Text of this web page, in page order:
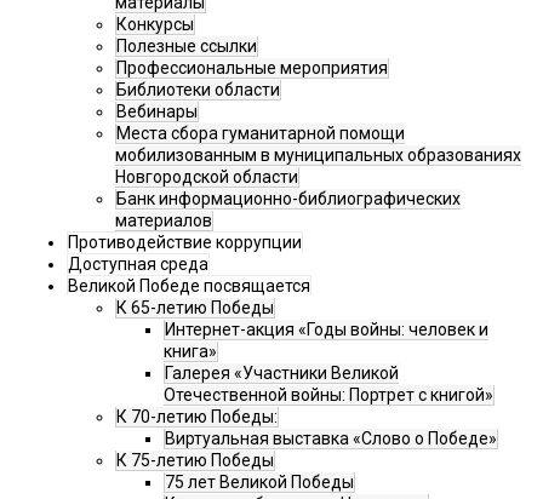
Конкурсы
Полезные ссылки
Профессиональные мероприятия
Библиотеки области
Вебинары
Места сбора гуманитарной помощи
мобилизованным в муниципальных образованиях
Новгородской области
Банк информационно-библиографических
материалов
Противодействие коррупции
Доступная среда
Великой Победе посвящается
К 65-летию Победы
Интернет-акция «Годы войны: человек и
книга»
Галерея «Участники Великой
Отечественной войны: Портрет с книгой»
К 70-летию Победы:
Виртуальная выставка «Слово о Победе»
К 75-летию Победы
75 лет Великой Победы